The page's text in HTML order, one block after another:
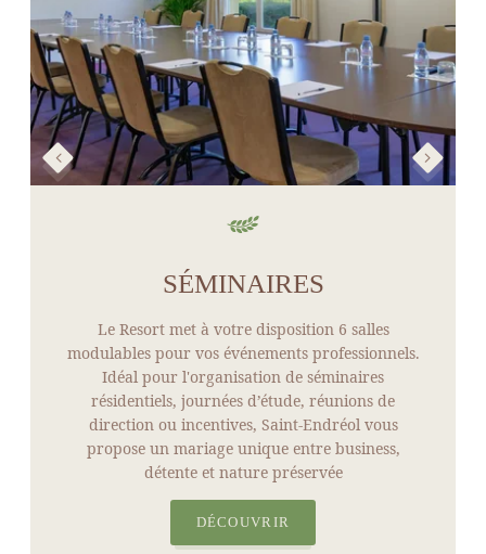
SÉMINAIRES
Le Resort met à votre disposition 6 salles
modulables pour vos événements professionnels.
Idéal pour l'organisation de séminaires
résidentiels, journées d’étude, réunions de
direction ou incentives, Saint-Endréol vous
propose un mariage unique entre business,
détente et nature préservée
DÉCOUVRIR